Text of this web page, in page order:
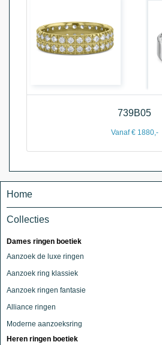
739B05
Vanaf € 1880,-
Home
Collecties
Dames ringen boetiek
Aanzoek de luxe ringen
Aanzoek ring klassiek
Aanzoek ringen fantasie
Alliance ringen
Moderne aanzoeksring
Heren ringen boetiek